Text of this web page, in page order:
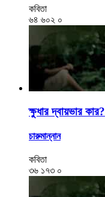
কবিতা
৬৪ ৬০২ ০
ক্ষুধার দ্বায়ভার কার?
চারুমান্নান
কবিতা
৩৬ ১৭৩ ০